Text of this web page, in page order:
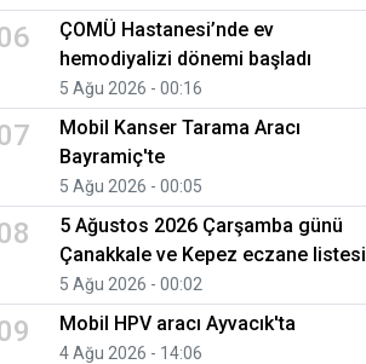
ÇOMÜ Hastanesi’nde ev
hemodiyalizi dönemi başladı
5 Ağu 2026 - 00:16
Mobil Kanser Tarama Aracı
Bayramiç'te
5 Ağu 2026 - 00:05
5 Ağustos 2026 Çarşamba günü
Çanakkale ve Kepez eczane listesi
5 Ağu 2026 - 00:02
Mobil HPV aracı Ayvacık'ta
4 Ağu 2026 - 14:06